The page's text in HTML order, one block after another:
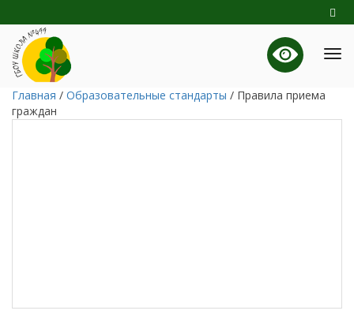
Главная / Образовательные стандарты / Правила приема
граждан